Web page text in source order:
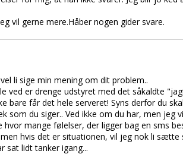
vil gerne mere.Håber nogen gider svare.
li sige min mening om dit problem..
ved er drenge udstyret med det såkaldte
bare får det hele serveret! Syns derfor du
du siger.. Ved ikke om du har, men jeg
mange følelser, der ligger bag en sms
hvis det er situationen, vil jeg nok li
sat lidt tanker igang...